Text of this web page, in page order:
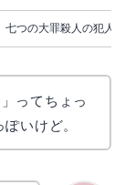
七つの大罪殺人の犯人
ってちょっ
いけど。